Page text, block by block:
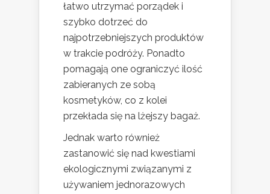
łatwo utrzymać porządek i
szybko dotrzeć do
najpotrzebniejszych produktów
w trakcie podróży. Ponadto
pomagają one ograniczyć ilość
zabieranych ze sobą
kosmetyków, co z kolei
przekłada się na lżejszy bagaż.
Jednak warto również
zastanowić się nad kwestiami
ekologicznymi związanymi z
używaniem jednorazowych